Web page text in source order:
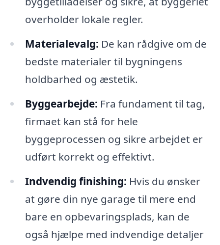
overholder lokale regler.
Materialevalg: De kan rådgive om de
bedste materialer til bygningens
holdbarhed og æstetik.
Byggearbejde: Fra fundament til tag,
firmaet kan stå for hele
byggeprocessen og sikre arbejdet er
udført korrekt og effektivt.
Indvendig finishing: Hvis du ønsker
at gøre din nye garage til mere end
bare en opbevaringsplads, kan de
også hjælpe med indvendige detaljer